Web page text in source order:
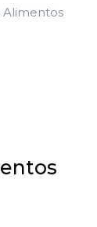
Alimentos